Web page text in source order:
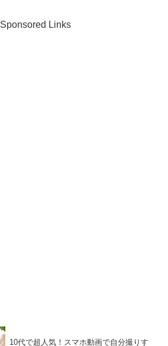
Sponsored Links
10代で超人気！スマホ動画で自分撮りす